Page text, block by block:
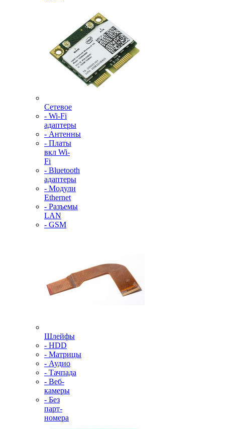
Сетевое
- Wi-Fi
адаптеры
- Антенны
- Платы
вкл Wi-
Fi
- Bluetooth
адаптеры
- Модули
Ethernet
- Разъемы
LAN
- GSM
Шлейфы
- HDD
- Матрицы
- Аудио
- Тачпада
- Веб-
камеры
- Без
парт-
номера